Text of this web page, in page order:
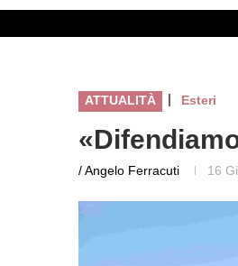
ATTUALITÀ | Esteri
/ Angelo Ferracuti 16